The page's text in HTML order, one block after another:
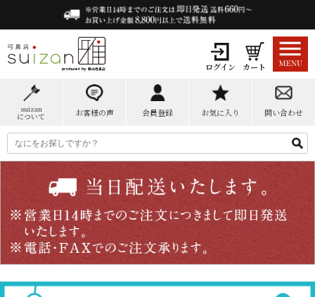
ログイン カート
suizan
について お客様の声 会員登録 お気に入り 問い合わせ